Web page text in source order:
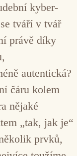
kyber-
tváří v tvář
právě díky
autentická?
čáru kolem
nějaké
„tak, jak je“
prvků,